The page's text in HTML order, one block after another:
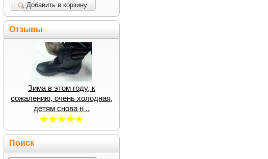
Добавить в корзину
Отзывы
Зима в этом году, к
сожалению, очень холодная,
детям снова н ..
Поиск